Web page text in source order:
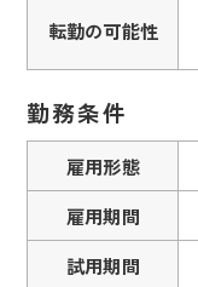
転勤の可能性
勤務条件
雇用形態
雇用期間
試用期間